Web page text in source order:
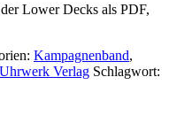
Lower Decks als PDF,
Kampagnenband,
Verlag Schlagwort: